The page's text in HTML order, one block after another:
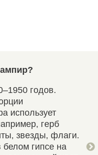
годов.
использует
герб
звезды, флаги.
гипсе на